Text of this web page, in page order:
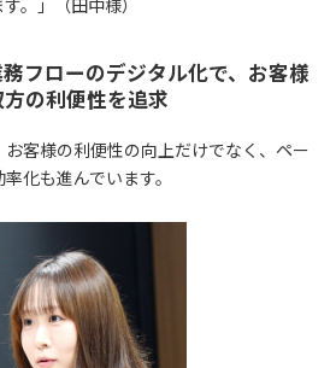
フローのデジタル化で、お客様
の利便性を追求
客様の利便性の向上だけでなく、ペー
化も進んでいます。